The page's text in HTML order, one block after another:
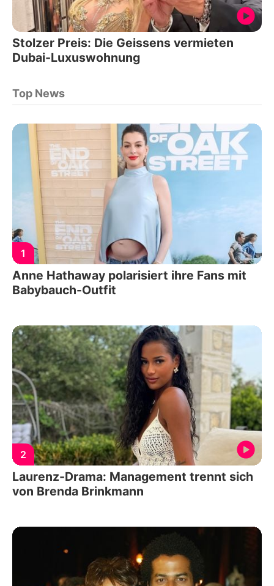
Stolzer Preis: Die Geissens vermieten
Dubai-Luxuswohnung
Top News
1
Anne Hathaway polarisiert ihre Fans mit
Babybauch-Outfit
2
Laurenz-Drama: Management trennt sich
von Brenda Brinkmann